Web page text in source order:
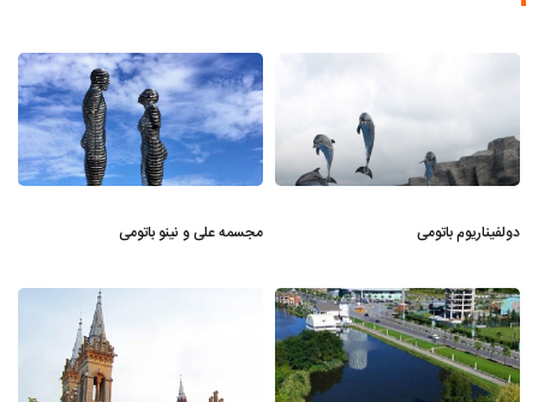
دولفیناریوم باتومی مجسمه علی و نینو باتومی